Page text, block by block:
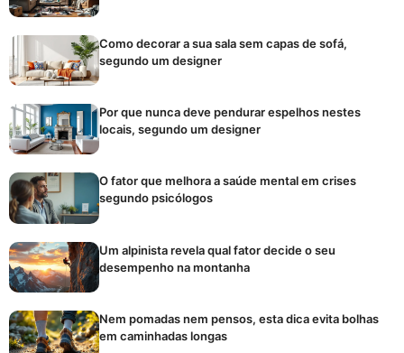
Como decorar a sua sala sem capas de sofá,
segundo um designer
Por que nunca deve pendurar espelhos nestes
locais, segundo um designer
O fator que melhora a saúde mental em crises
segundo psicólogos
Um alpinista revela qual fator decide o seu
desempenho na montanha
Nem pomadas nem pensos, esta dica evita bolhas
em caminhadas longas